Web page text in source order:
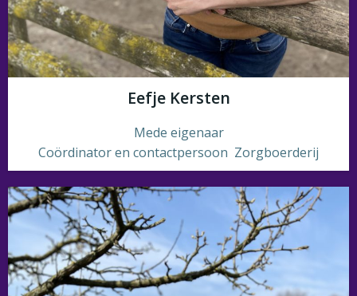
Eefje Kersten
Mede eigenaar
Coördinator en contactpersoon Zorgboerderij